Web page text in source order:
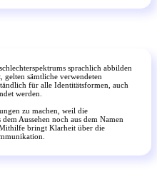
sprachlich abbilden
gelten sämtliche verwendeten
für alle Identitätsformen, auch
werden.
zu machen, weil die
Aussehen noch aus dem Namen
bringt Klarheit über die